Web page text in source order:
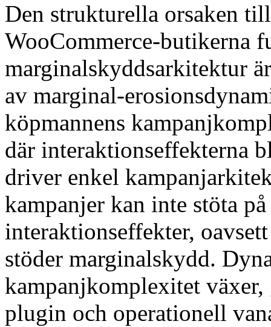
Den strukturella orsaken
WooCommerce-butikerna
marginalskyddsarkitektur
av marginal-
köpmannens
där interaktionseffekterna
driver enkel
kampanjer kan inte stöta
interaktionseffekter,
stöder marginalskydd.
kampanjkomplexitet
plugin och operationell